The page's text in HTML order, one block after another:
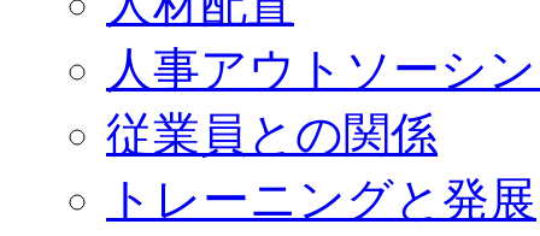
人事アウトソーシ
従業員との関係
トレーニングと発展